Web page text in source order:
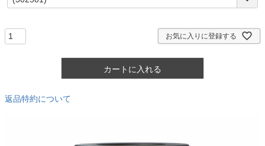
必
お気に入りに登録する
カートに入れる
返品特約について